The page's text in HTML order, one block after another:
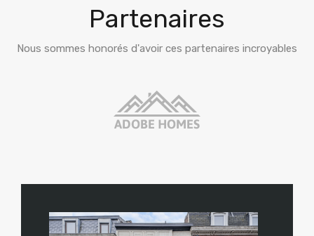
Partenaires
Nous sommes honorés d'avoir ces partenaires incroyables